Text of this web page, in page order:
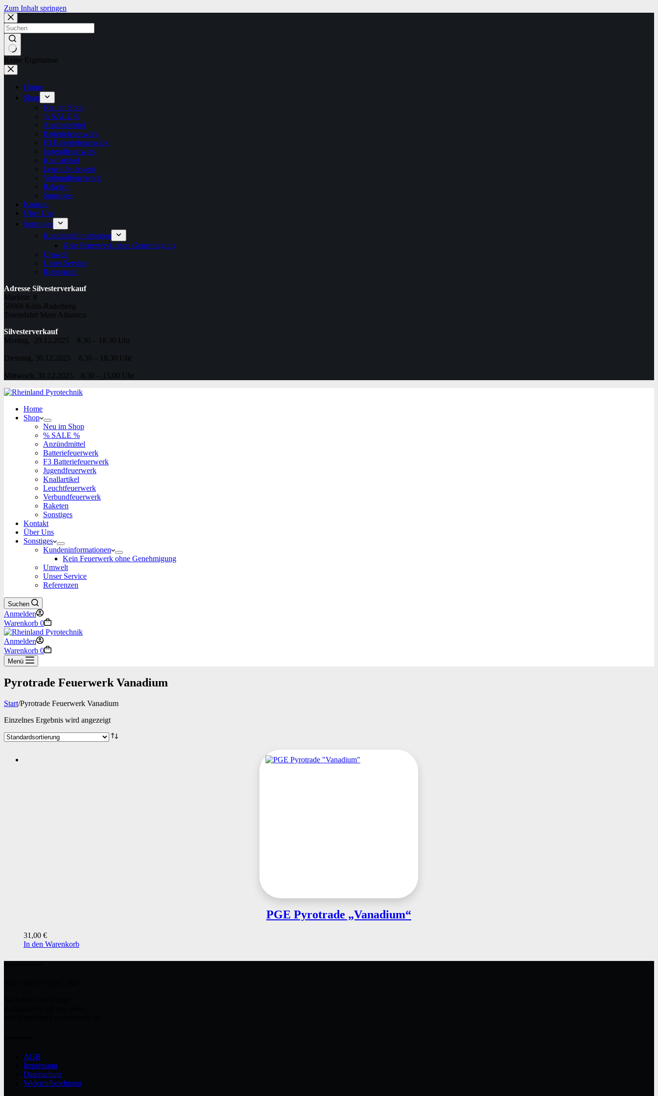
Zum Inhalt springen
Keine Ergebnisse
Home
Shop
Neu im Shop
% SALE %
Anzündmittel
Batteriefeuerwerk
F3 Batteriefeuerwerk
Jugendfeuerwerk​
Knallartikel
Leuchtfeuerwerk​
Verbundfeuerwerk
Raketen
Sonstiges
Kontakt
Über Uns
Sonstiges
Kundeninformationen
Kein Feuerwerk ohne Genehmigung
Umwelt
Unser Service
Referenzen
Adresse Silvesterverkauf
Marktstr. 8
50968 Köln-Raderberg
Toreinfahrt Mare Atlantico
Silvesterverkauf
Montag, 29.12.2025 8.30 – 18.30 Uhr
Dienstag, 30.12.2025 8.30 – 18.30 Uhr
Mittwoch, 31.12.2025 8.30 – 15.00 Uhr
Home
Shop
Neu im Shop
% SALE %
Anzündmittel
Batteriefeuerwerk
F3 Batteriefeuerwerk
Jugendfeuerwerk​
Knallartikel
Leuchtfeuerwerk​
Verbundfeuerwerk
Raketen
Sonstiges
Kontakt
Über Uns
Sonstiges
Kundeninformationen
Kein Feuerwerk ohne Genehmigung
Umwelt
Unser Service
Referenzen
Suchen
Anmelden
Warenkorb 0
Anmelden
Warenkorb 0
Menü
Pyrotrade Feuerwerk Vanadium
Start/Pyrotrade Feuerwerk Vanadium
Einzelnes Ergebnis wird angezeigt
PGE Pyrotrade „Vanadium“
31,00 €
In den Warenkorb
AGB
Impressum
Datenschutz
Widerrufbelehrung